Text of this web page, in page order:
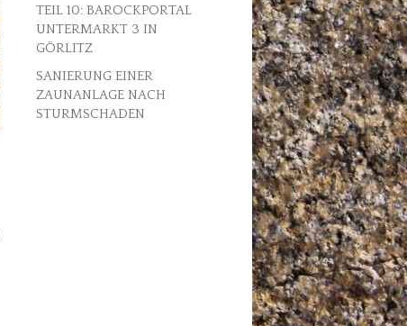
TEIL 10: BAROCKPORTAL
UNTERMARKT 3 IN
GÖRLITZ
SANIERUNG EINER
ZAUNANLAGE NACH
STURMSCHADEN